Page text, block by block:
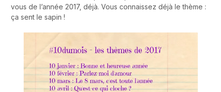
vous de l’année 2017, déjà. Vous connaissez déjà le thème :
ça sent le sapin !